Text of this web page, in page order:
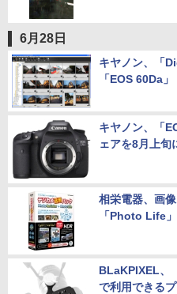
6月28日
キヤノン、「
「EOS 60Da
キヤノン、「
ェアを8月上旬
相栄電器、画
「Photo Life
BLaKPIXEL、
で利用できる